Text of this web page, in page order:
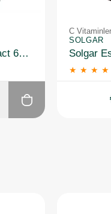
Solgar Rhodiola Root Extract 60 Kapsül 3 Adet
C
SOLGAR
★ ★ ★ ★